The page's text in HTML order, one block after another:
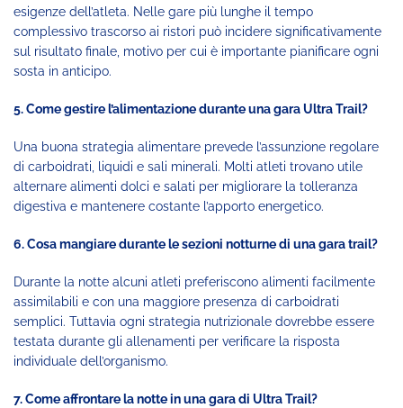
esigenze dell’atleta. Nelle gare più lunghe il tempo
complessivo trascorso ai ristori può incidere significativamente
sul risultato finale, motivo per cui è importante pianificare ogni
sosta in anticipo.
5. Come gestire l’alimentazione durante una gara Ultra Trail?
Una buona strategia alimentare prevede l’assunzione regolare
di carboidrati, liquidi e sali minerali. Molti atleti trovano utile
alternare alimenti dolci e salati per migliorare la tolleranza
digestiva e mantenere costante l’apporto energetico.
6. Cosa mangiare durante le sezioni notturne di una gara trail?
Durante la notte alcuni atleti preferiscono alimenti facilmente
assimilabili e con una maggiore presenza di carboidrati
semplici. Tuttavia ogni strategia nutrizionale dovrebbe essere
testata durante gli allenamenti per verificare la risposta
individuale dell’organismo.
7. Come affrontare la notte in una gara di Ultra Trail?